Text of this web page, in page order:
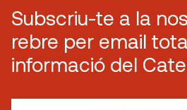
Subscriu-te a la
rebre per email
informació del